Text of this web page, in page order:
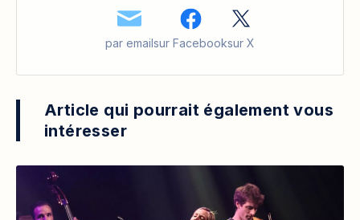
par emailsur Facebooksur X
Article qui pourrait également vous
intéresser